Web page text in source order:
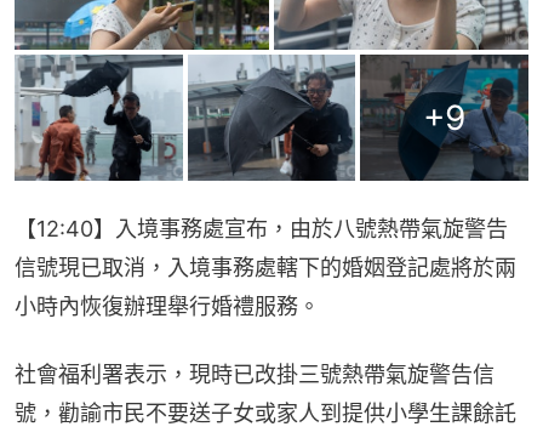
+9
【12:40】入境事務處宣布，由於八號熱帶氣旋警告
信號現已取消，入境事務處轄下的婚姻登記處將於兩
小時內恢復辦理舉行婚禮服務。
社會福利署表示，現時已改掛三號熱帶氣旋警告信
號，勸諭市民不要送子女或家人到提供小學生課餘託